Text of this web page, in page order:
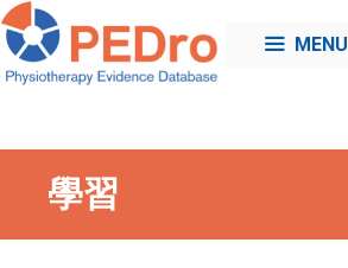
Skip
to
content
MENU
學習